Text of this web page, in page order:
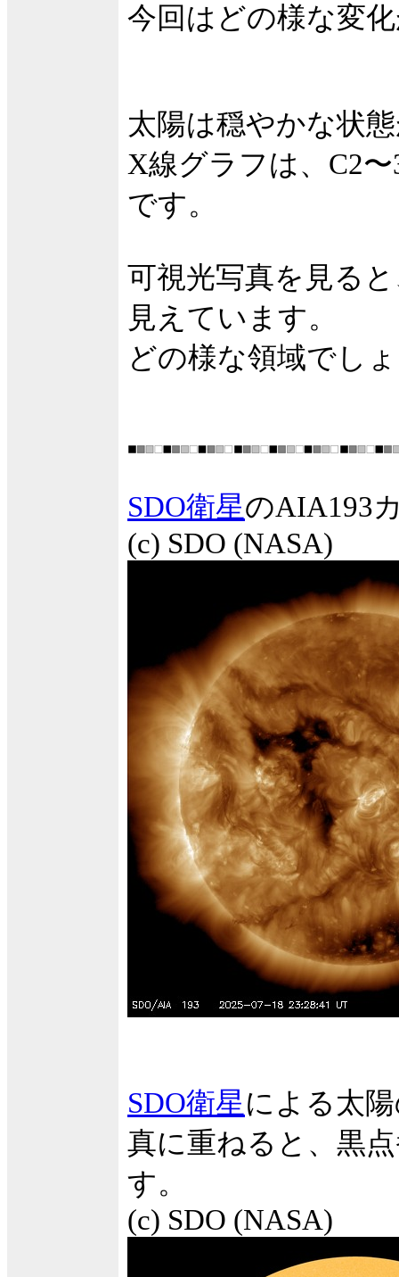
今回はどの様な変
太陽は穏やかな状
X線グラフは、C2
です。
可視光写真を見る
見えています。
どの様な領域でし
SDO衛星のAIA193
(c) SDO (NASA)
SDO衛星による太
真に重ねると、黒
す。
(c) SDO (NASA)